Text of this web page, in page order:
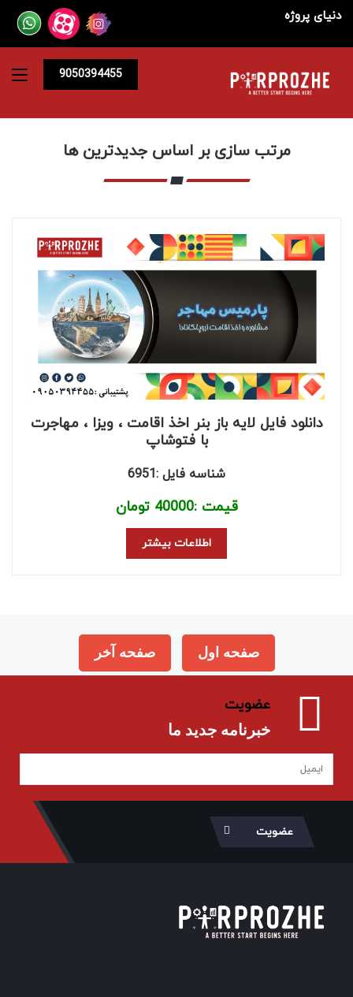
دنیای پروژه
9050394455
مرتب سازی بر اساس جدیدترین ها
دانلود فایل لایه باز بنر اخذ اقامت ، ویزا ، مهاجرت
با فتوشاپ
شناسه فایل :6951
قیمت :40000 تومان
اطلاعات بیشتر
صفحه اول صفحه آخر
عضویت
خبرنامه جدید ما
عضویت